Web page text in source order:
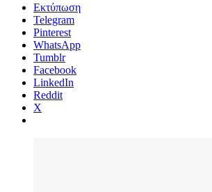
Email
Εκτύπωση
Telegram
Pinterest
WhatsApp
Tumblr
Facebook
LinkedIn
Reddit